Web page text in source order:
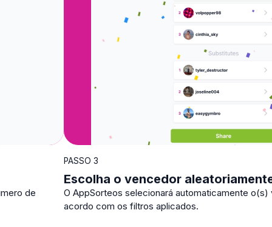
de
PASSO 3
Escolha o vencedor
O AppSorteos selecionará automaticamente
acordo com os filtros aplicados.